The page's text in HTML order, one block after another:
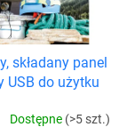
składany panel
USB do użytku
Dostępne (>5 szt.)